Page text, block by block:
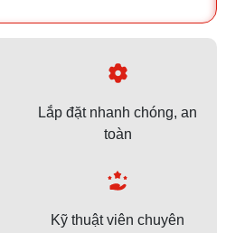
Lắp đặt nhanh chóng, an
toàn
Kỹ thuật viên chuyên